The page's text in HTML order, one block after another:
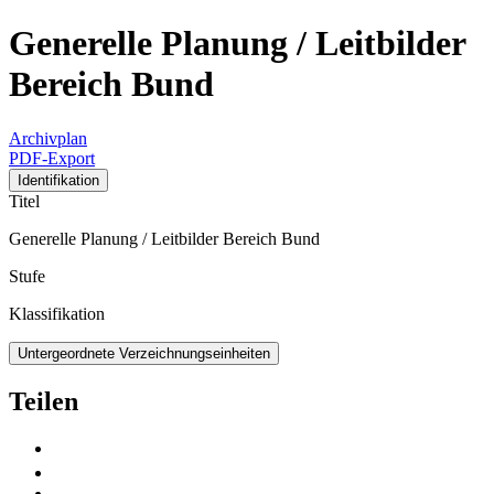
Generelle Planung / Leitbilder
Bereich Bund
Archivplan
PDF-Export
Identifikation
Titel
Generelle Planung / Leitbilder Bereich Bund
Stufe
Klassifikation
Untergeordnete Verzeichnungseinheiten
Teilen